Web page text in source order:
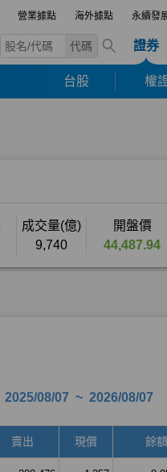
營業據點 海外據點 永續發
代碼 證券
台股 權